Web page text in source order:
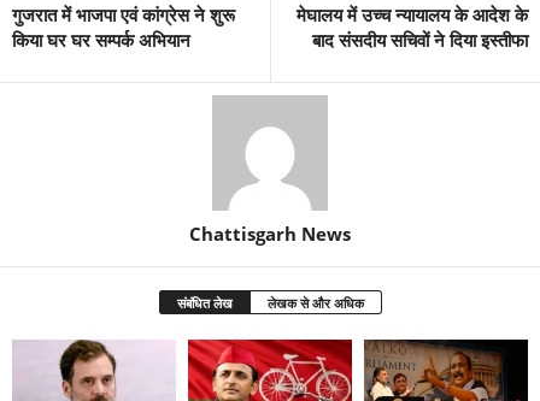
गुजरात में भाजपा एवं कांग्रेस ने शुरू
किया घर घर सम्पर्क अभियान
मेघालय में उच्च न्यायालय के आदेश के
बाद संसदीय सचिवों ने दिया इस्तीफा
Chattisgarh News
संबंधित लेख लेखक से और अधिक